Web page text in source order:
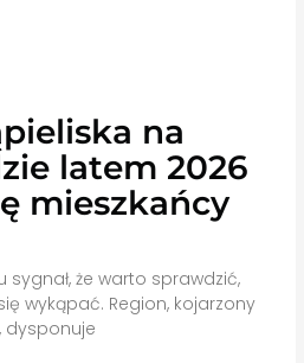
na
latem 2026
mieszkańcy
sygnał, że warto sprawdzić,
wykąpać. Region, kojarzony
dysponuje